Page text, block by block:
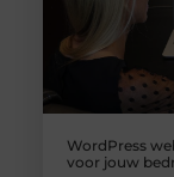
WordPress
voor jouw